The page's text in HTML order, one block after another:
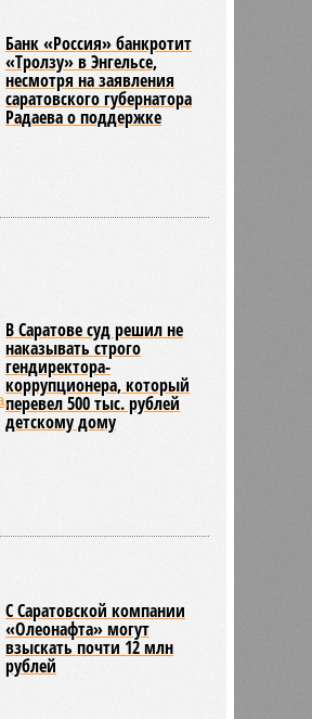
Банк «Россия» банкротит
«Тролзу» в Энгельсе,
несмотря на заявления
саратовского губернатора
Радаева о поддержке
В Саратове суд решил не
наказывать строго
гендиректора-
коррупционера, который
перевел 500 тыс. рублей
детскому дому
С Саратовской компании
«Олеонафта» могут
взыскать почти 12 млн
рублей